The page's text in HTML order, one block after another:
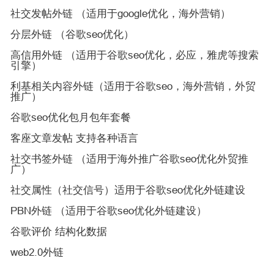
社交发帖外链 （适用于google优化，海外营销）
分层外链 （谷歌seo优化）
高信用外链 （适用于谷歌seo优化，必应，雅虎等搜索
引擎）
利基相关内容外链（适用于谷歌seo，海外营销，外贸
推广）
谷歌seo优化包月包年套餐
客座文章发帖 支持各种语言
社交书签外链 （适用于海外推广谷歌seo优化外贸推
广）
社交属性（社交信号）适用于谷歌seo优化外链建设
PBN外链 （适用于谷歌seo优化外链建设）
谷歌评价 结构化数据
web2.0外链